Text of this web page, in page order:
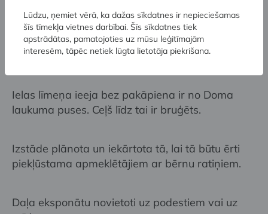
Suņi-asistenti muzejā ir atļauti.
Piekļūstamības raksturojums
Ielas līmeņa ieeja bez pakāpiena ir no Doma
laukuma puses. Ceļš līdz tai ir bruģēts.
Izstāde plānota un iekārtota tā, lai tā būtu ērti
piekļūstama apmeklētājiem ar bērnu ratiņiem.
Daļa eksponātu novietoti uz podestiem vai uz
Lūdzu, ņemiet vērā, ka dažas sīkdatnes ir nepieciešamas
šīs tīmekļa vietnes darbībai. Šīs sīkdatnes tiek
apstrādātas, pamatojoties uz mūsu leģitīmajām
interesēm, tāpēc netiek lūgta lietotāja piekrišana.